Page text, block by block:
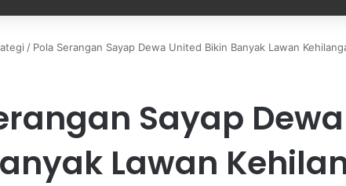
/ Pola Serangan Sayap Dewa United Bikin Banyak Lawan
Sayap
Lawan